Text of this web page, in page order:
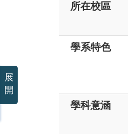
所在校區
學系特色
學科意涵
展
開